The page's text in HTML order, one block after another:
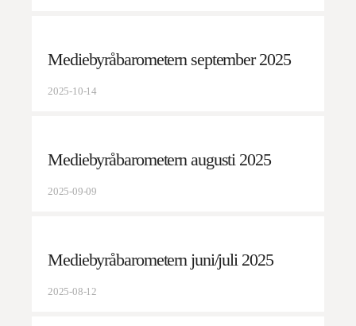
Mediebyråbarometern september 2025
2025-10-14
Mediebyråbarometern augusti 2025
2025-09-09
Mediebyråbarometern juni/juli 2025
2025-08-12